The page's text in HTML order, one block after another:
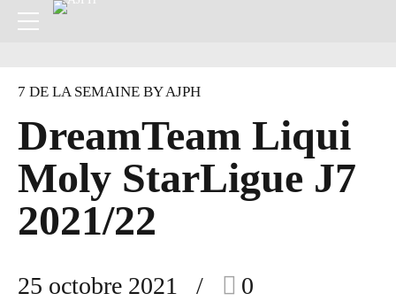
7 DE LA SEMAINE BY AJPH
DreamTeam Liqui
Moly StarLigue J7
2021/22
25 octobre 2021 0